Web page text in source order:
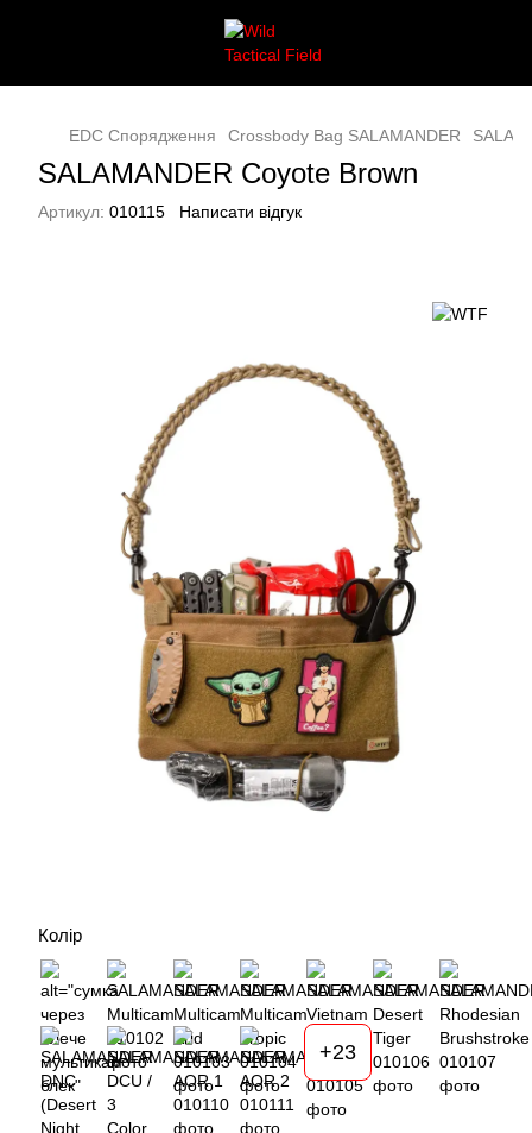
EDC Спорядження Crossbody Bag SALAMANDER
SALAMANDER Coyote Brown
Артикул: 010115 Написати відгук
Колір
+23